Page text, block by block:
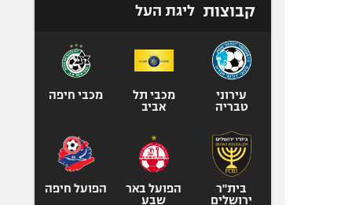
טניס
כדורעף
ספורט אולימפי
קבוצות ליגת העל
עירוני
טבריה
מכבי תל
אביב
מכבי חיפה
בית"ר
ירושלים
הפועל באר
שבע
הפועל חיפה